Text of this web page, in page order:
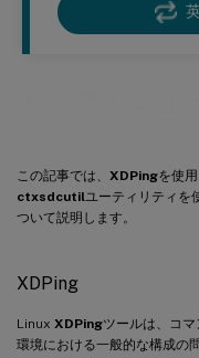
この記事では、 XDPingを使
ctxsdcutil ユーティリティを
ついて説明します。
XDPing
Linux XDPingツールは、コ
環境における一般的な構成の